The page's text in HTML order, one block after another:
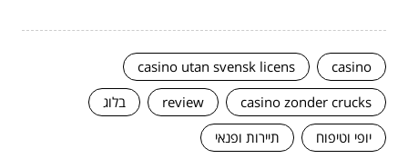
casino
casino utan svensk licens
casino zonder crucks
review
בלוג
יופי וטיפוח
תיירות ופנאי